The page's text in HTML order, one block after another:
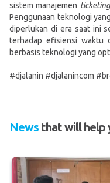
sistem manajemen ticketing
Penggunaan teknologi
diperlukan di era saat ini
terhadap efisiensi waktu
berbasis teknologi yang
#djalanin #djalanincom
News that will help